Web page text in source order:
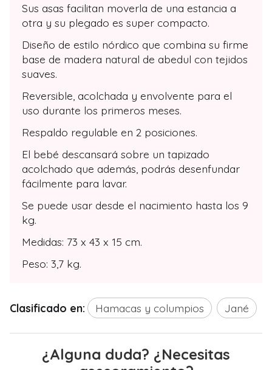
Sus asas facilitan moverla de una estancia a
otra y su plegado es super compacto.
Diseño de estilo nórdico que combina su firme
base de madera natural de abedul con tejidos
suaves.
Reversible, acolchada y envolvente para el
uso durante los primeros meses.
Respaldo regulable en 2 posiciones.
El bebé descansará sobre un tapizado
acolchado que además, podrás desenfundar
fácilmente para lavar.
Se puede usar desde el nacimiento hasta los 9
kg.
Medidas: 73 x 43 x 15 cm.
Peso: 3,7 kg.
Clasificado en: Hamacas y columpios Jané
¿Alguna duda? ¿Necesitas